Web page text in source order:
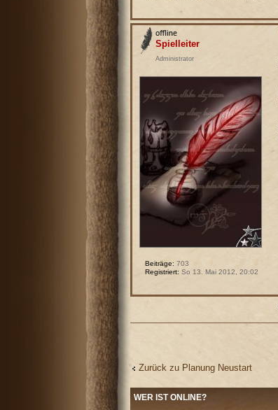
Spielleiter
Administrator
Beiträge: 703
Registriert: So 13. Mai 2012, 20:02
Zurück zu Planung Neustart
WER IST ONLINE?